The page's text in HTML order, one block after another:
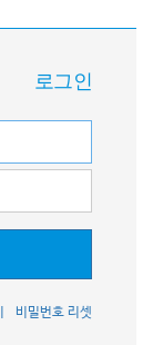
로그인
비밀번호 리셋